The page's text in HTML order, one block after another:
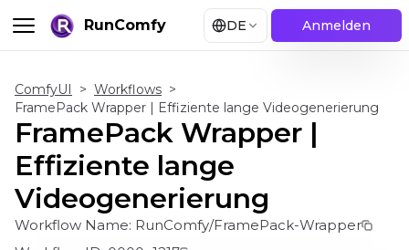
RunComfy DE Anmelden
ComfyUI > Workflows >
FramePack Wrapper | Effiziente lange Videogenerierung
FramePack Wrapper |
Effiziente lange
Videogenerierung
Workflow Name: RunComfy/FramePack-Wrapper